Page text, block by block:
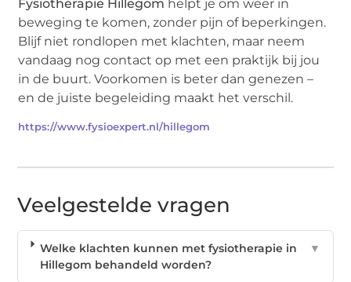
Fysiotherapie Hillegom helpt je om weer in
beweging te komen, zonder pijn of beperkingen.
Blijf niet rondlopen met klachten, maar neem
vandaag nog contact op met een praktijk bij jou
in de buurt. Voorkomen is beter dan genezen –
en de juiste begeleiding maakt het verschil.
https://www.fysioexpert.nl/hillegom
Veelgestelde vragen
Welke klachten kunnen met fysiotherapie in
Hillegom behandeld worden?
▼